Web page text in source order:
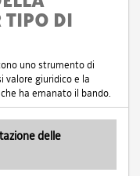
TIPO DI
uno strumento di
valore giuridico e la
ha emanato il bando.
delle